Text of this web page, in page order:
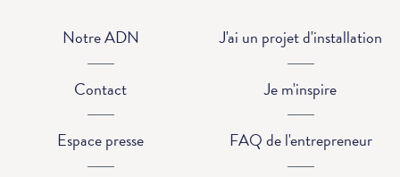
Notre ADN
Contact
Espace presse
J'ai un projet d'installation
Je m'inspire
FAQ de l'entrepreneur